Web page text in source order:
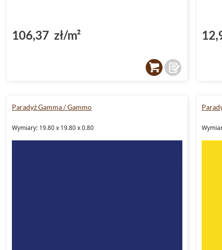
106,37 zł/m²
Paradyż Gamma / Gammo
Wymiary: 19.80 x 19.80 x 0.80